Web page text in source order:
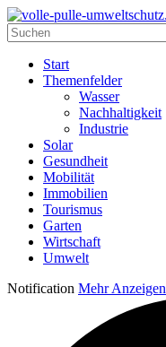
Start
Themenfelder
Wasser
Nachhaltigkeit
Industrie
Solar
Gesundheit
Mobilität
Immobilien
Tourismus
Garten
Wirtschaft
Umwelt
Notification Mehr Anzeigen